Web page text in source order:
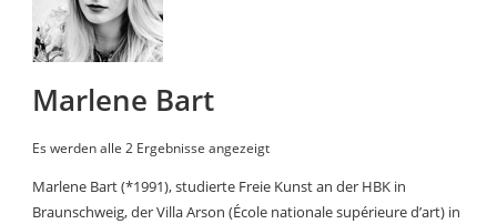
Marlene Bart
Es werden alle 2 Ergebnisse angezeigt
Marlene Bart (*1991), studierte Freie Kunst an der HBK in
Braunschweig, der Villa Arson (École nationale supérieure d’art) in